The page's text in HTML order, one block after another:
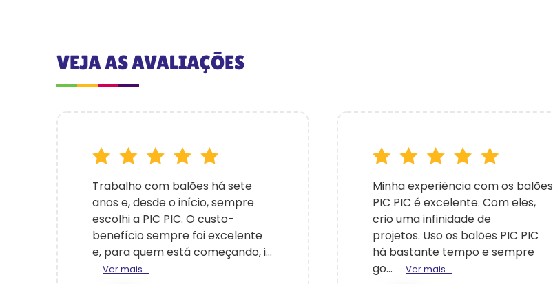
VEJA AS AVALIAÇÕES
Trabalho com balões há sete
anos e, desde o início, sempre
escolhi a PIC PIC. O custo-
benefício sempre foi excelente
e, para quem está começando, i...
Ver mais...
Minha experiência com os balões
PIC PIC é excelente. Com eles,
crio uma infinidade de
projetos. Uso os balões PIC PIC
há bastante tempo e sempre
go...
Ver mais...